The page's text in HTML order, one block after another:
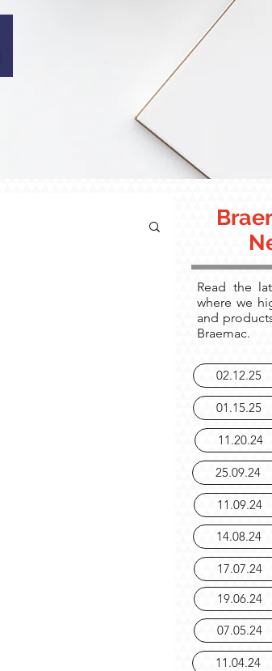
Read the
where we
and
Braemac.
01.15.25
02.12.25
11.20.24
25.09.24
11.09.24
14.08.24
17.07.24
19.06.24
07.05.24
11.04.24